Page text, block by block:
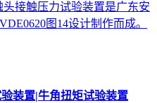
头接触压力试验装置是广东安
图14设计制作而成。
装置|牛角扭矩试验装置